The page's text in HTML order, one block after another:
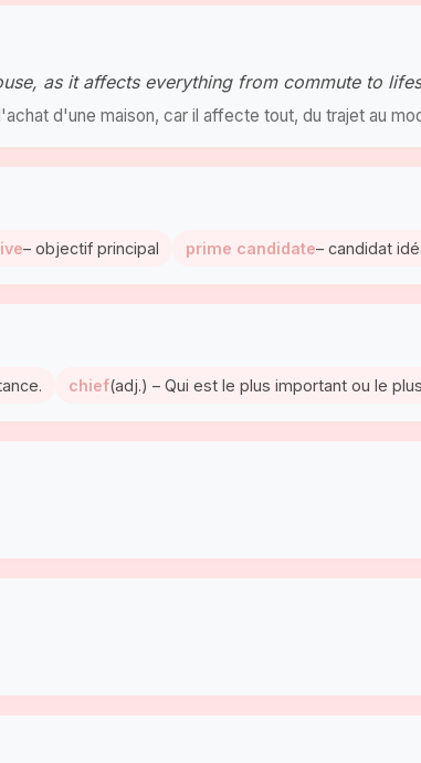
as it affects everything from commute to
d'une maison, car il affecte tout, du trajet au
– objectif principal prime candidate– candidat
chief(adj.) – Qui est le plus important ou le